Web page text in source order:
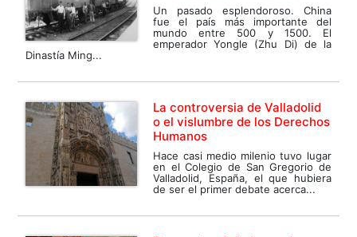
Un pasado esplendoroso. China
fue el país más importante del
mundo entre 500 y 1500. El
emperador Yongle (Zhu Di) de la
Dinastía Ming...
La controversia de Valladolid
o el vislumbre de los Derechos
Humanos
Hace casi medio milenio tuvo lugar
en el Colegio de San Gregorio de
Valladolid, España, el que hubiera
de ser el primer debate acerca...